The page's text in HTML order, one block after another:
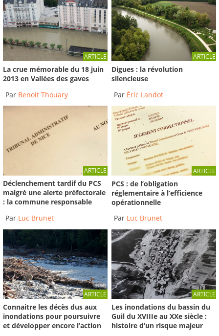
ARTICLE
La crue mémorable du 18 juin
2013 en Vallées des gaves
Par Benoit Thouary
ARTICLE
Digues : la révolution
silencieuse
Par Éric Landot
ARTICLE
Déclenchement tardif du PCS
malgré une alerte préfectorale
: la commune responsable
Par Luc Brunet
ARTICLE
PCS : de l’obligation
réglementaire à l’efficience
opérationnelle
Par Luc Brunet
ARTICLE
Connaitre les décès dus aux
inondations pour poursuivre
et développer encore l’action
ARTICLE
Les inondations du bassin du
Guil du XVIIIe au XXe siècle :
histoire d’un risque majeur